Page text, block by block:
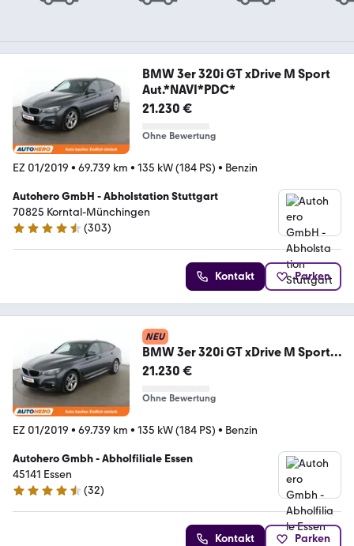
BMW 3er 320i GT xDrive M Sport
Aut.*NAVI*PDC*
21.230 €
Ohne Bewertung
EZ 01/2019 • 69.739 km • 135 kW (184 PS) • Benzin
Autohero GmbH - Abholstation Stuttgart
70825 Korntal-Münchingen
4.4 Sterne
(303)
Kontakt Parken
NEU
BMW 3er 320i GT xDrive M Sport
Aut.*NAVI*PDC*
21.230 €
Ohne Bewertung
EZ 01/2019 • 69.739 km • 135 kW (184 PS) • Benzin
Autohero Gmbh - Abholfiliale Essen
45141 Essen
4.7 Sterne
(32)
Kontakt Parken